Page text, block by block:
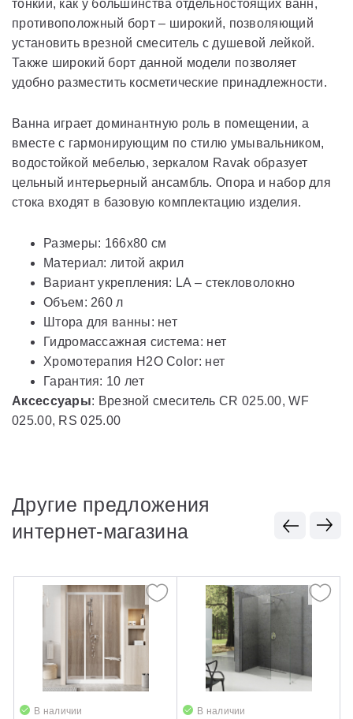
тонкий, как у большинства отдельностоящих ванн,
противоположный борт – широкий, позволяющий
установить врезной смеситель с душевой лейкой.
Также широкий борт данной модели позволяет
удобно разместить косметические принадлежности.
Ванна играет доминантную роль в помещении, а
вместе с гармонирующим по стилю умывальником,
водостойкой мебелью, зеркалом Ravak образует
цельный интерьерный ансамбль. Опора и набор для
стока входят в базовую комплектацию изделия.
Размеры: 166x80 см
Материал: литой акрил
Вариант укрепления: LA – стекловолокно
Объем: 260 л
Штора для ванны: нет
Гидромассажная система: нет
Хромотерапия H2O Color: нет
Гарантия: 10 лет
Аксессуары: Врезной смеситель CR 025.00, WF
025.00, RS 025.00
Другие предложения
интернет-магазина
В наличии В наличии